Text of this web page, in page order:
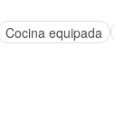
Cocina equipada